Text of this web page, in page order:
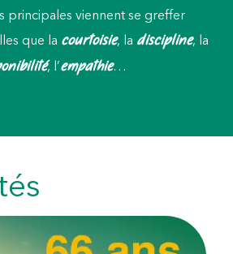
principales viennent se greffer
que la courtoisie, la discipline, la
, l’empathie…